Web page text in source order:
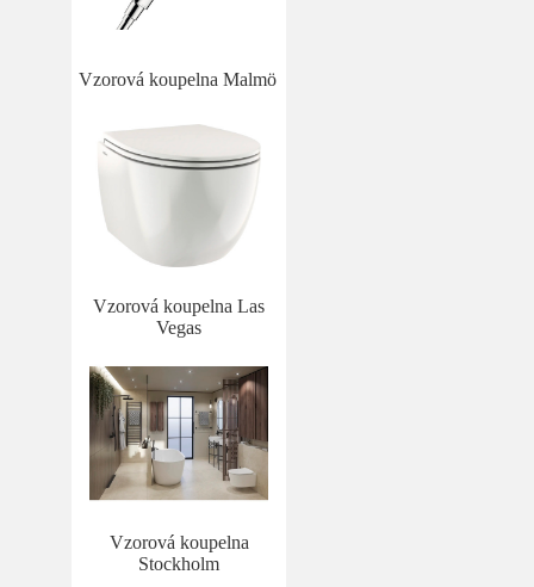
Vzorová koupelna Malmö
Vzorová koupelna Las
Vegas
Vzorová koupelna
Stockholm